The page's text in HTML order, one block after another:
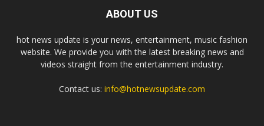
ABOUT US
hot news update is your news, entertainment, music fashion
website. We provide you with the latest breaking news and
videos straight from the entertainment industry.
Contact us: info@hotnewsupdate.com